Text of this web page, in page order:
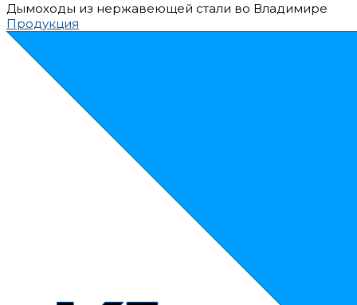
Дымоходы из нержавеющей стали во Владимире
Продукция